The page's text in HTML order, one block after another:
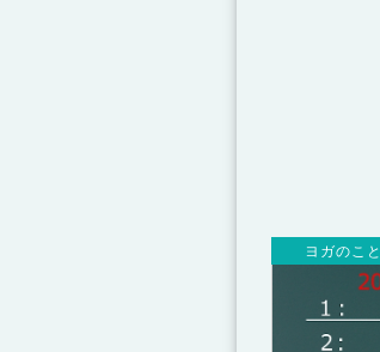
ヨガのこと